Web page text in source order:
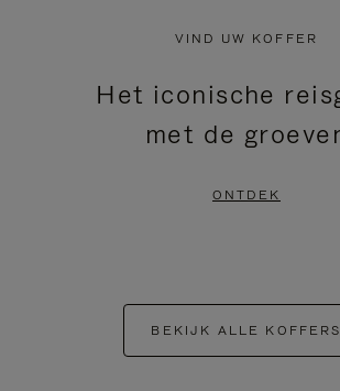
VIND UW KOFFER
Het iconische
met de
ONTDEK
BEKIJK ALLE KOFFERS